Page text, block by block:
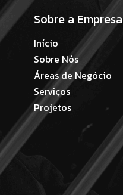
Sobre a Empresa
Início
Sobre Nós
Áreas de Negócio
Serviços
Projetos